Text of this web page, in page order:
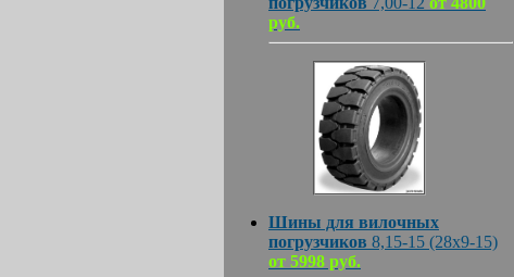
руб.
Шины для вилочных
погрузчиков 8,15-15 (28х9-15)
от 5998 руб.